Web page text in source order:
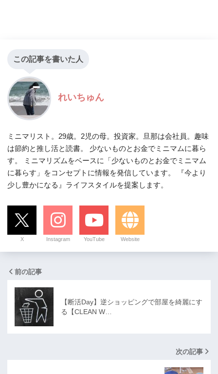
この記事を書いた人
れいちゅん
ミニマリスト。29歳。2児の母。投資家。旦那は会社員。趣味
は節約と推し活と読書。 少ないものとお金でミニマムに暮ら
す。 ミニマリズムをベースに「少ないものとお金でミニマム
に暮らす」をコンセプトに情報を発信しています。 『今より
少し豊かになる』ライフスタイルを提案します。
X Instagram YouTube Website
前の記事
【断活Day】逆ショッピングで部屋を綺麗にす
る【CLEAN W…
次の記事